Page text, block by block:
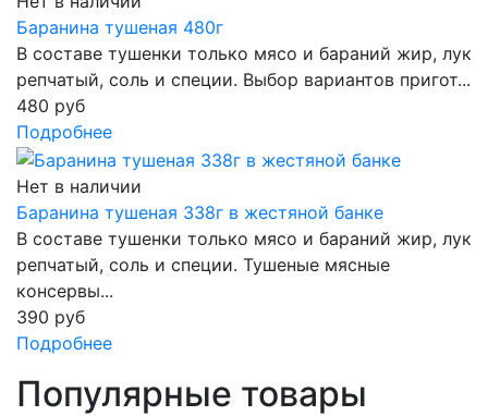
Баранина тушеная 480г
В составе тушенки только мясо и бараний жир, лук
репчатый, соль и специи. Выбор вариантов пригот...
480 руб
Подробнее
Нет в наличии
Баранина тушеная 338г в жестяной банке
В составе тушенки только мясо и бараний жир, лук
репчатый, соль и специи. Тушеные мясные
консервы...
390 руб
Подробнее
Популярные товары